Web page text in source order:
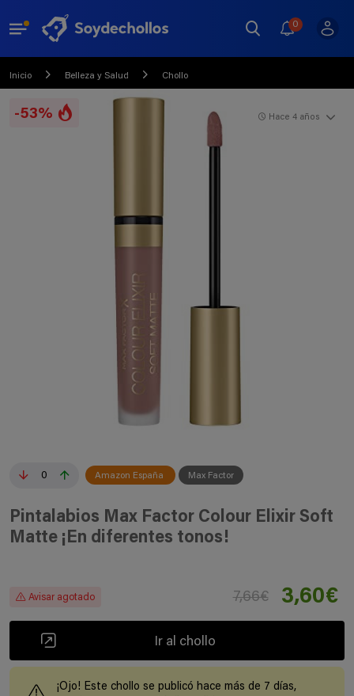
0
Inicio Belleza y Salud Chollo
-53%
0 Amazon España Max Factor
Hace 4 años
Pintalabios Max Factor Colour Elixir Soft
Matte ¡En diferentes tonos!
Avisar agotado 7,66€ 3,60€
Ir al chollo
¡Ojo! Este chollo se publicó hace más de 7 días,